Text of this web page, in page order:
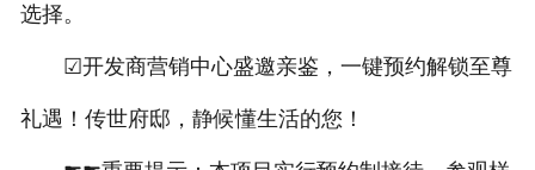
选择。
☑开发商营销中心盛邀亲鉴，一键预约解锁至尊
礼遇！传世府邸，静候懂生活的您！